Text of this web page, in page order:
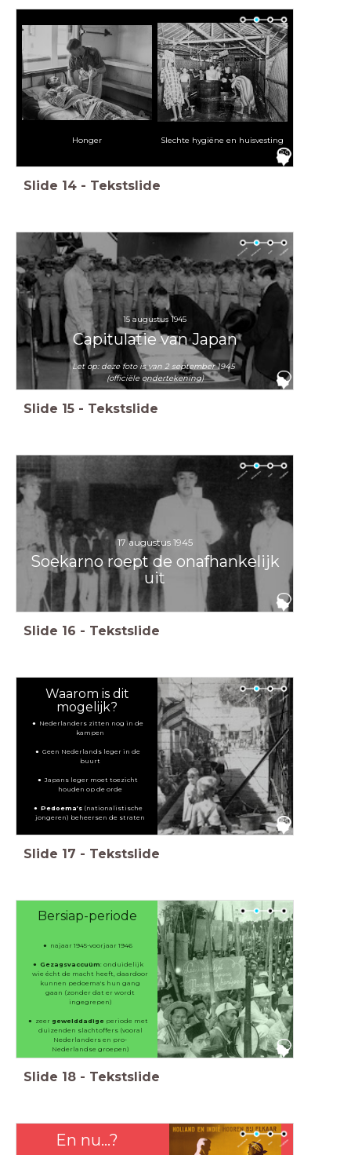
Honger Slechte hygiëne en huisvesting
Slide 14 - Tekstslide
Capitulatie van Japan
15 augustus 1945
Let op: deze foto is van 2 september 1945
(officiële ondertekening)
Slide 15 - Tekstslide
Soekarno roept de onafhankelijk
uit
17 augustus 1945
Slide 16 - Tekstslide
Waarom is dit
mogelijk?
Nederlanders zitten nog in de
kampen
Geen Nederlands leger in de
buurt
Japans leger moet toezicht
houden op de orde
Pedoema’s(nationalistische
jongeren) beheersen de straten
Slide 17 - Tekstslide
Bersiap-periode
najaar 1945-voorjaar 1946
Gezagsvaccuüm: onduidelijk
wie écht de macht heeft, daardoor
kunnen pedoema's hun gang
gaan (zonder dat er wordt
ingegrepen)
zeer gewelddadigeperiode met
duizenden slachtoffers (vooral
Nederlanders en pro-
Nederlandse groepen)
Slide 18 - Tekstslide
En nu...?